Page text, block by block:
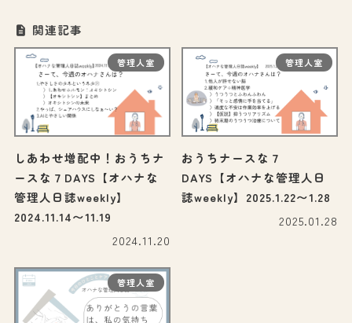
関連記事
管理人室
しあわせ増配中！おうちナ
ースな７DAYS【オハナな
管理人日誌weekly】
2024.11.14〜11.19
2024.11.20
管理人室
おうちナースな７
DAYS【オハナな管理人日
誌weekly】2025.1.22〜1.28
2025.01.28
管理人室